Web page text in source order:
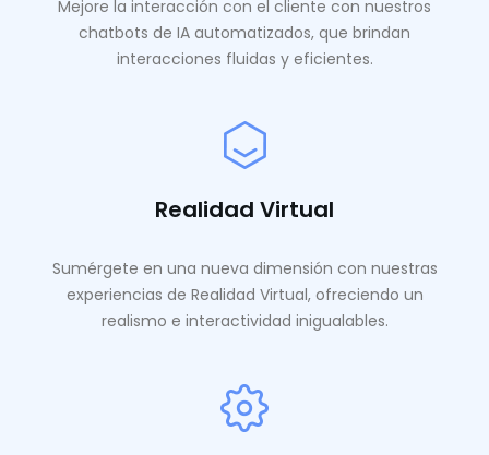
Mejore la interacción con el cliente con nuestros
chatbots de IA automatizados, que brindan
interacciones fluidas y eficientes.
Realidad Virtual
Sumérgete en una nueva dimensión con nuestras
experiencias de Realidad Virtual, ofreciendo un
realismo e interactividad inigualables.